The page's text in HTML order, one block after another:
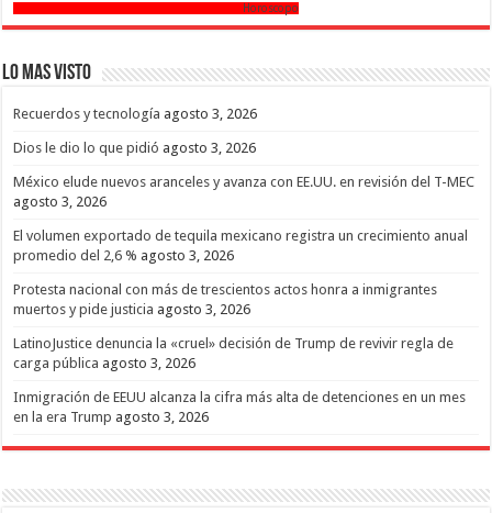
Horoscopo
Lo mas Visto
Recuerdos y tecnología agosto 3, 2026
Dios le dio lo que pidió agosto 3, 2026
México elude nuevos aranceles y avanza con EE.UU. en revisión del T-MEC
agosto 3, 2026
El volumen exportado de tequila mexicano registra un crecimiento anual
promedio del 2,6 % agosto 3, 2026
Protesta nacional con más de trescientos actos honra a inmigrantes
muertos y pide justicia agosto 3, 2026
LatinoJustice denuncia la «cruel» decisión de Trump de revivir regla de
carga pública agosto 3, 2026
Inmigración de EEUU alcanza la cifra más alta de detenciones en un mes
en la era Trump agosto 3, 2026